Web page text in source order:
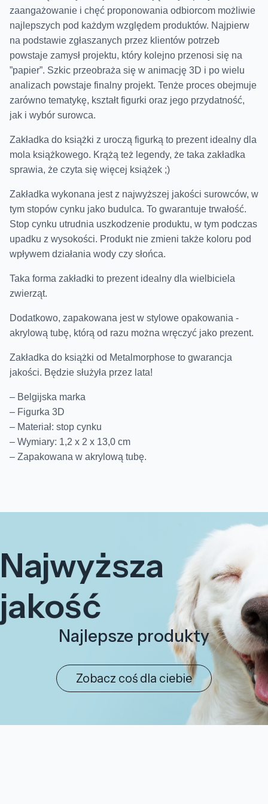
zaangażowanie i chęć proponowania odbiorcom możliwie
najlepszych pod każdym względem produktów. Najpierw
na podstawie zgłaszanych przez klientów potrzeb
powstaje zamysł projektu, który kolejno przenosi się na
”papier”. Szkic przeobraża się w animację 3D i po wielu
analizach powstaje finalny projekt. Tenże proces obejmuje
zarówno tematykę, kształt figurki oraz jego przydatność,
jak i wybór surowca.
Zakładka do książki z uroczą figurką to prezent idealny dla
mola książkowego. Krążą też legendy, że taka zakładka
sprawia, że czyta się więcej książek ;)
Zakładka wykonana jest z najwyższej jakości surowców, w
tym stopów cynku jako budulca. To gwarantuje trwałość.
Stop cynku utrudnia uszkodzenie produktu, w tym podczas
upadku z wysokości. Produkt nie zmieni także koloru pod
wpływem działania wody czy słońca.
Taka forma zakładki to prezent idealny dla wielbiciela
zwierząt.
Dodatkowo, zapakowana jest w stylowe opakowania -
akrylową tubę, którą od razu można wręczyć jako prezent.
Zakładka do książki od Metalmorphose to gwarancja
jakości. Będzie służyła przez lata!
– Belgijska marka
– Figurka 3D
– Materiał: stop cynku
– Wymiary: 1,2 x 2 x 13,0 cm
– Zapakowana w akrylową tubę.
Najwyższa
jakość
Najlepsze produkty
Zobacz coś dla ciebie